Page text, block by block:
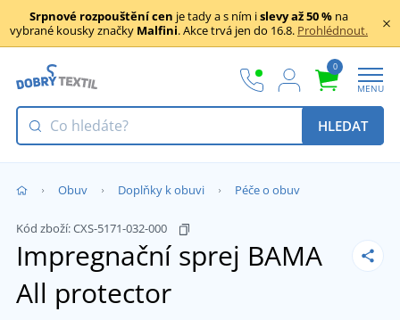
Srpnové rozpouštění cen je tady a s ním islevy až 50 % na
vybrané kousky značky Malfini. Akce trvá jen do 16.8. Prohlédnout.
0
MENU
HLEDAT
Obuv Doplňky k obuvi Péče o obuv
Kód zboží:CXS-5171-032-000
Impregnační sprej BAMA
All protector